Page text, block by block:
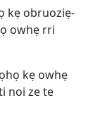
kẹ obruoziẹ-
owhẹ rri
kẹ owhẹ
noi ze te